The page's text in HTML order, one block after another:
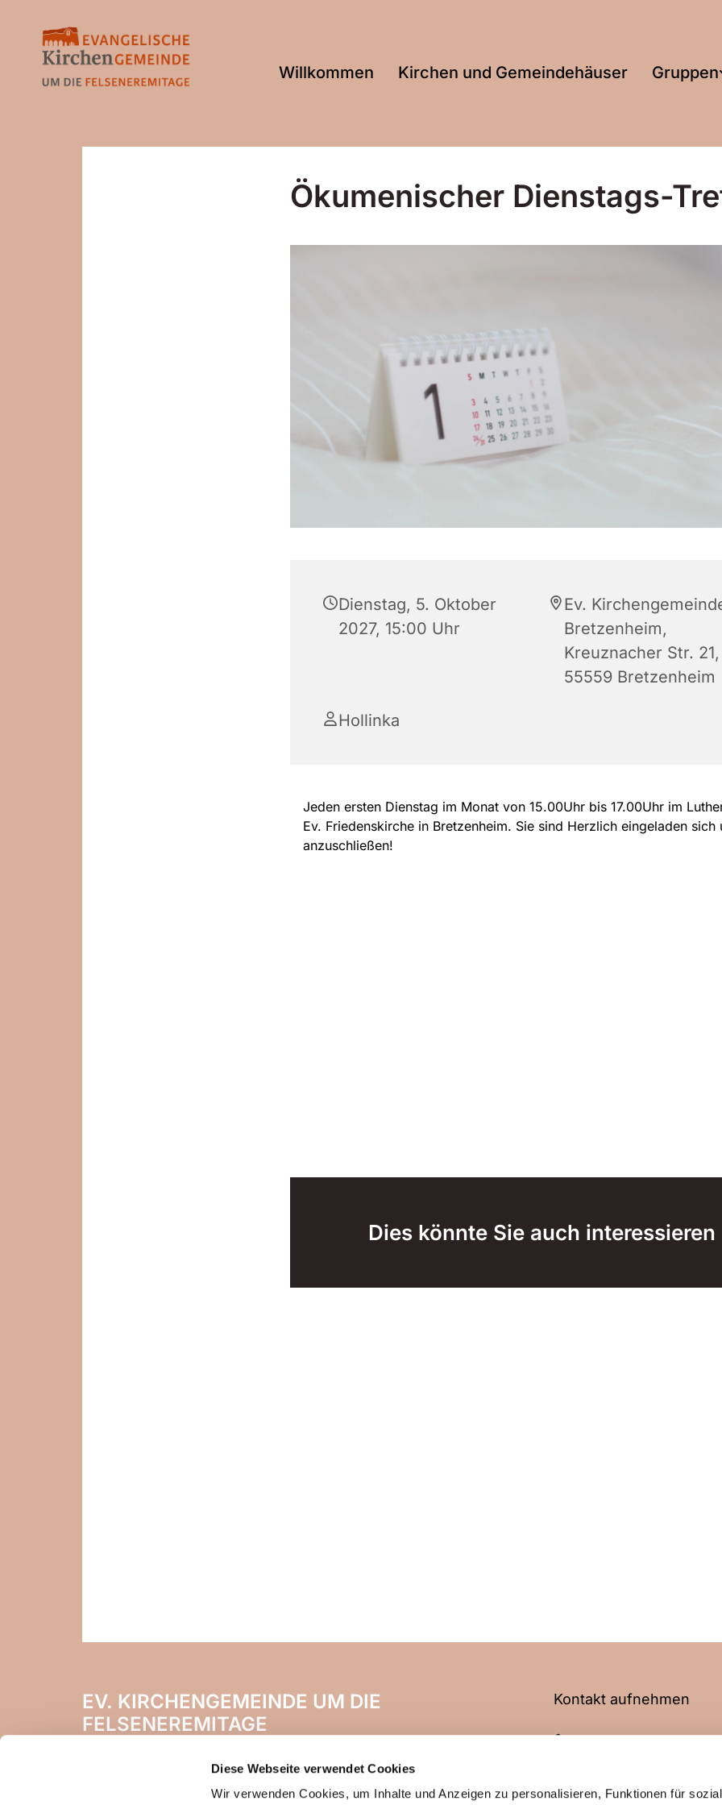
Diese Webseite verwendet Cookies
Wir verwenden Cookies, um Inhalte und Anzeigen zu personalisieren, Funktionen für
Willkommen Kirchen und Gemeindehäuser Gruppen
Ökumenischer Dienstags-
Dienstag, 5. Oktober
2027, 15:00 Uhr
Ev.
Bretzenheim,
Kreuznacher Str. 21,
55559 Bretzenheim
Hollinka
Jeden ersten Dienstag im Monat von 15.00Uhr bis 17.00Uhr im
Ev. Friedenskirche in Bretzenheim. Sie sind Herzlich eingeladen sich
anzuschließen!
Dies könnte Sie auch interessieren
EV. KIRCHENGEMEINDE UM DIE
FELSENEREMITAGE
Kontakt aufnehmen
06704 2466